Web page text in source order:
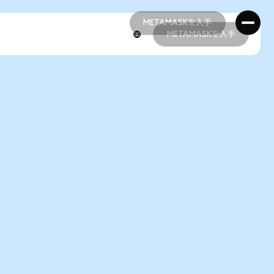
METAMASKを入手
METAMASKを入手
METAMASKを入手